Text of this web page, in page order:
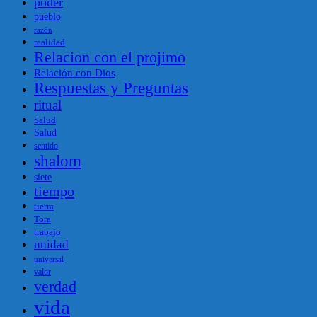
pueblo
razón
realidad
Relacion con el projimo
Relación con Dios
Respuestas y Preguntas
ritual
Salud
Salud
sentido
shalom
siete
tiempo
tierra
Tora
trabajo
unidad
universal
valor
verdad
vida